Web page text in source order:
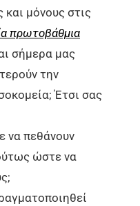
μόνους στις
πρωτοβάθμια
σήμερα μας
την
Έτσι σας
να πεθάνουν
ώστε να